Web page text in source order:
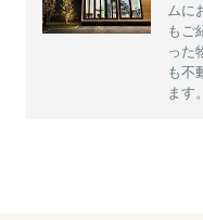
ムに
もご
った
も不
ます。